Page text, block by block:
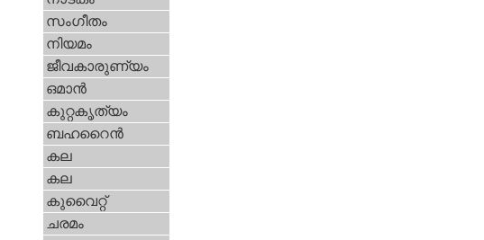
സംഗീതം
നിയമം
ജീവകാരുണ്യം
ഒമാന്‍
കുറ്റകൃത്യം
ബഹറൈന്‍
കല
കല
കുവൈറ്റ്‌
ചരമം